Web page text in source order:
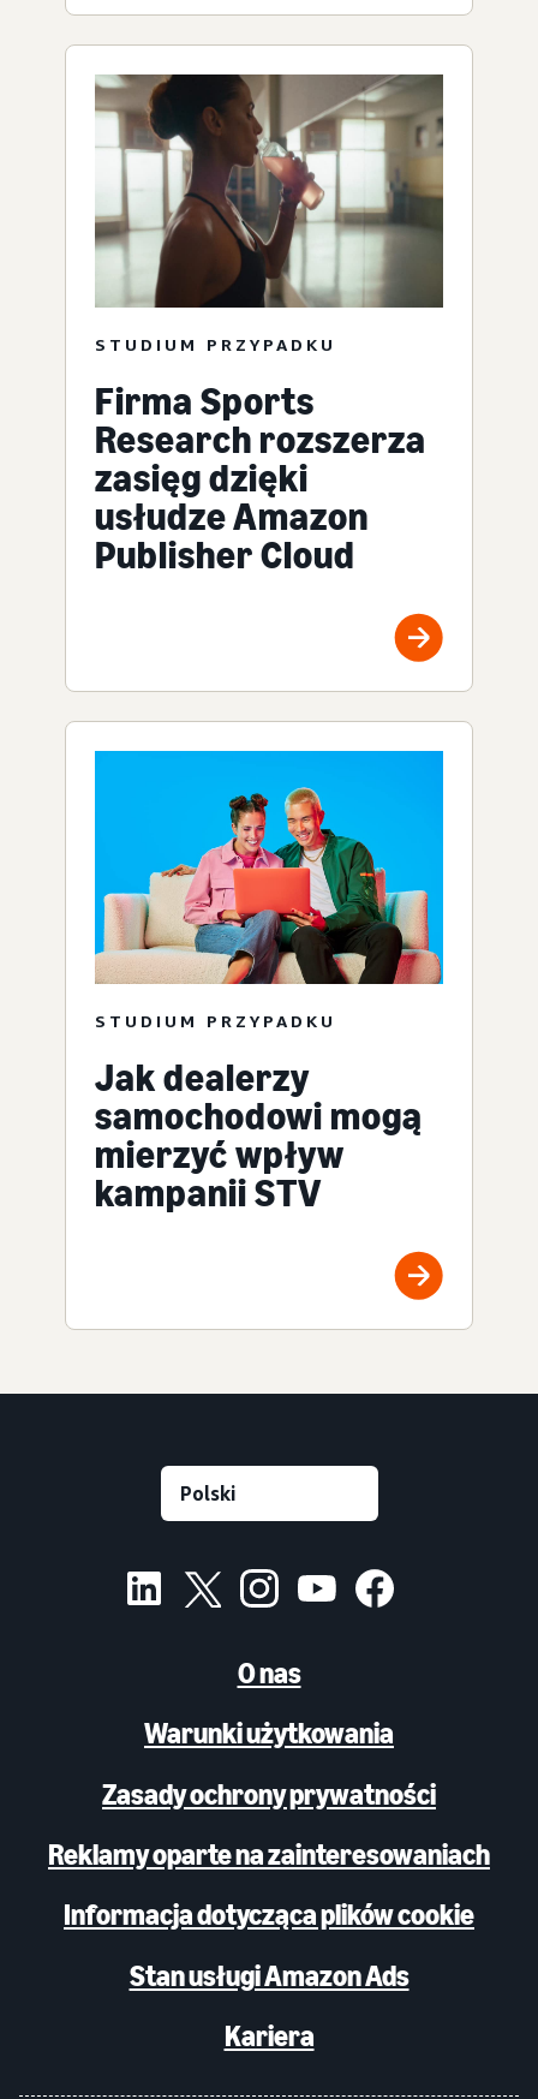
STUDIUM PRZYPADKU
Firma Sports
Research rozszerza
zasięg dzięki
usłudze Amazon
Publisher Cloud
STUDIUM PRZYPADKU
Jak dealerzy
samochodowi mogą
mierzyć wpływ
kampanii STV
O nas
Warunki użytkowania
Zasady ochrony prywatności
Reklamy oparte na zainteresowaniach
Informacja dotycząca plików cookie
Stan usługi Amazon Ads
Kariera